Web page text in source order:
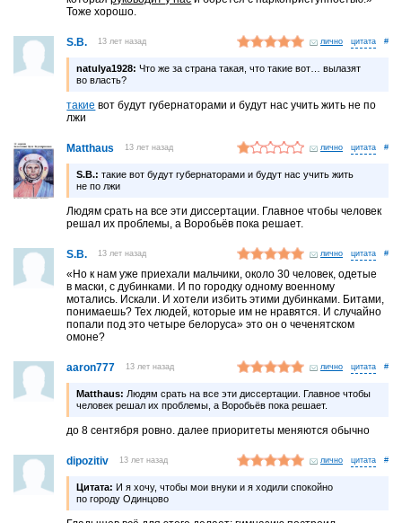
Тоже хорошо.
S.B. 13 лет назад лично #
natulya1928: Что же за страна такая, что такие вот… вылазят
во власть?
такие вот будут губернаторами и будут нас учить жить не по
лжи
Matthaus 13 лет назад лично #
S.B.: такие вот будут губернаторами и будут нас учить жить
не по лжи
Людям срать на все эти диссертации. Главное чтобы человек
решал их проблемы, а Воробьёв пока решает.
S.B. 13 лет назад лично #
«Но к нам уже приехали мальчики, около 30 человек, одетые
в маски, с дубинками. И по городку одному военному
мотались. Искали. И хотели избить этими дубинками. Битами,
понимаешь? Тех людей, которые им не нравятся. И случайно
попали под это четыре белоруса» это он о чеченятском
омоне?
aaron777 13 лет назад лично #
Matthaus: Людям срать на все эти диссертации. Главное чтобы
человек решал их проблемы, а Воробьёв пока решает.
до 8 сентября ровно. далее приоритеты меняются обычно
dipozitiv 13 лет назад лично #
Цитата: И я хочу, чтобы мои внуки и я ходили спокойно
по городу Одинцово